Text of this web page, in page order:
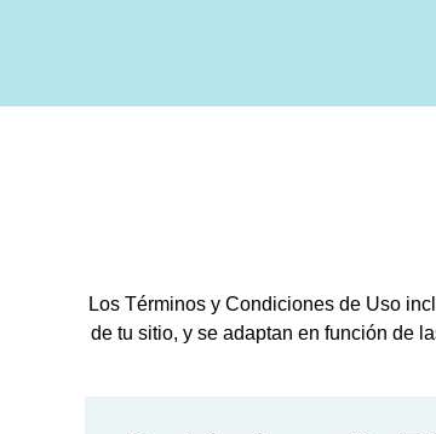
Los Términos y Condiciones de Uso
de tu sitio, y se adaptan en función de